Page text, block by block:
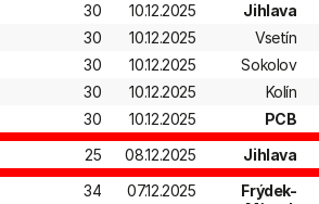
30 10.12.2025 Jihlava
30
10.12.2025 Vsetín
30
10.12.2025 Sokolov
30
10.12.2025 Kolín
30
10.12.2025 PCB
25
08.12.2025 Jihlava
34
07.12.2025
Frýdek-